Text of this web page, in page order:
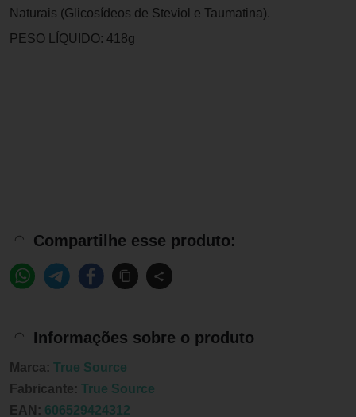
Naturais (Glicosídeos de Steviol e Taumatina).
PESO LÍQUIDO: 418g
Compartilhe esse produto:
Informações sobre o produto
Marca: True Source
Fabricante: True Source
EAN: 606529424312